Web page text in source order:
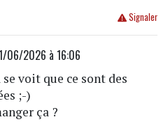
Signaler
06/2026 à 16:06
voit que ce sont des
;-)
ça ?